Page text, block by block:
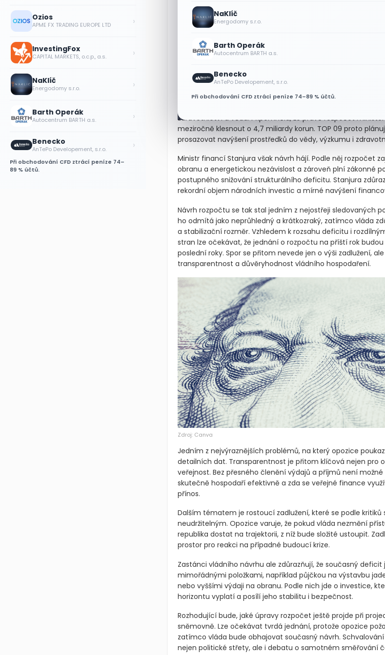
NaKlíč
Energodomy s.r.o.
Barth Operák
Autocentrum BARTH a.s.
Benecko
AnTePo Developement, s.r.o.
Při obchodování CFD ztrácí peníze 74–89 % účtů.
Mám zájem o více
Postoj TOP 09 a obhajoba vlády
Výhrady k rozpočtu mají i vládní strany. Předsedkyně TOP 09
označila za podhodnocené kapitoly spadající
zdravotnictví a vědu. Připomněla, že právě rozpočet
meziročně klesnout o 4,7 miliardy korun. TOP 09 proto
prosazovat navýšení prostředků do vědy, výzkumu i
Ministr financí Stanjura však návrh hájí. Podle něj rozpočet
obranu a energetickou nezávislost a zároveň plní zákonné
postupného snižování strukturálního deficitu. Stanjura
rekordní objem národních investic a mírné navýšení
Návrh rozpočtu se tak stal jedním z nejostřeji sledovaných
ho odmítá jako neprůhledný a krátkozraký, zatímco vláda
a stabilizační rozměr. Vzhledem k rozsahu deficitu i
stran lze očekávat, že jednání o rozpočtu na příští rok
poslední roky. Spor se přitom nevede jen o výši zadlužení,
transparentnost a důvěryhodnost vládního hospodaření.
Zdroj: Canva
Jedním z nejvýraznějších problémů, na který opozice
detailních dat. Transparentnost je přitom klíčová nejen pro
veřejnost. Bez přesného členění výdajů a příjmů není
skutečně hospodaří efektivně a zda se veřejné finance
přínos.
Dalším tématem je rostoucí zadlužení, které se podle kritiků
neudržitelným. Opozice varuje, že pokud vláda nezmění
republika dostat na trajektorii, z níž bude složité ustoupit.
prostor pro reakci na případné budoucí krize.
Zastánci vládního návrhu ale zdůrazňují, že současný
mimořádnými položkami, například půjčkou na výstavbu
nebo vyššími výdaji na obranu. Podle nich jde o investice,
horizontu vyplatí a posílí jeho stabilitu i bezpečnost.
Rozhodující bude, jaké úpravy rozpočet ještě projde při
sněmovně. Lze očekávat tvrdá jednání, protože opozice
zatímco vláda bude obhajovat současný návrh.
nejen politické střety, ale i debatu o samotném směřování
Ozios
APME FX TRADING EUROPE LTD ›
InvestingFox
CAPITAL MARKETS, o.c.p., a.s. ›
NaKlíč
Energodomy s.r.o. ›
Barth Operák
Autocentrum BARTH a.s. ›
Benecko
AnTePo Developement, s.r.o. ›
Při obchodování CFD ztrácí peníze 74–
89 % účtů.